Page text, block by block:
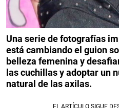
Una serie de fotografías
está cambiando el guion
belleza femenina y
las cuchillas y adoptar un
natural de las axilas.